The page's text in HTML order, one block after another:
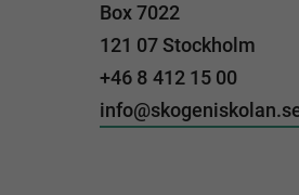
Box 7022
121 07 Stockholm
+46 8 412 15 00